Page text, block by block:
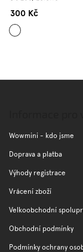
300 Kč
Zelená
Wowmini - kdo jsme
Doprava a platba
Výhody registrace
Vrácení zboží
Velkoobchodní
Obchodní podmínky
Podmínky ochrany